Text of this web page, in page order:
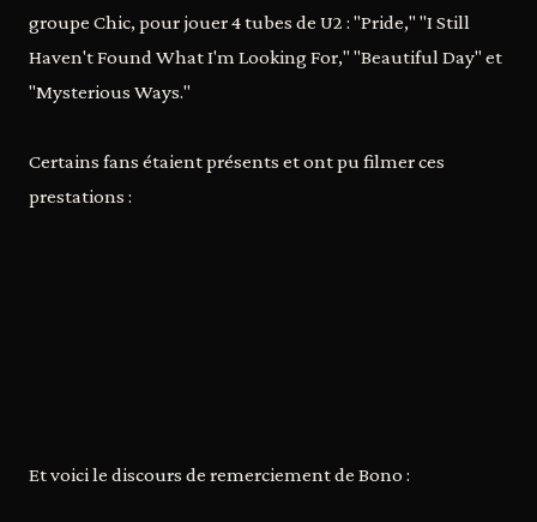
groupe Chic, pour jouer 4 tubes de U2 : "Pride," "I Still
Haven't Found What I'm Looking For," "Beautiful Day" et
"Mysterious Ways."
Certains fans étaient présents et ont pu filmer ces
prestations :
Et voici le discours de remerciement de Bono :